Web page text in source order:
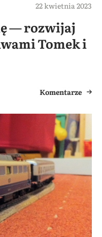
22 kwietnia 2023
— rozwijaj
Tomek i
Komentarze